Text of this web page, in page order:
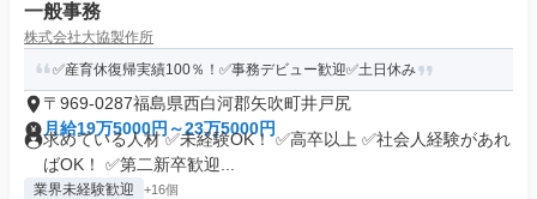
一般事務
株式会社大協製作所
✅産育休復帰実績100％！✅事務デビュー歓迎✅土日休み
〒969-0287福島県西白河郡矢吹町井戸尻
月給19万5000円～23万5000円
求めている人材 ✅未経験OK！ ✅高卒以上 ✅社会人経験があれ
ばOK！ ✅第二新卒歓迎...
業界未経験歓迎 +16個